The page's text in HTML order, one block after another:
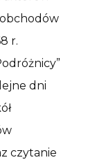
r.
dni
czytanie